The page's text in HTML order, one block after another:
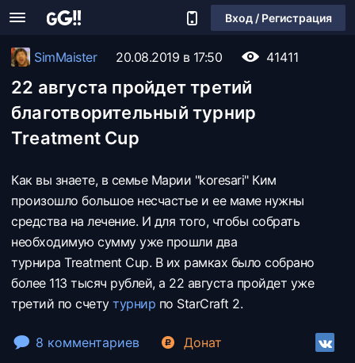
Вход / Регистрация
SimMaister 20.08.2019 в 17:50 41411
22 августа пройдет третий
благотворительный турнир
Treatment Cup
Как вы знаете, в семье Марии "koresari" Ким
произошло большое несчастье и ее маме нужны
средства на лечение. И для того, чтобы собрать
необходимую сумму уже прошли два
турнира Treatment Cup. В их рамках было собрано
более 113 тысяч рублей, а 22 августа пройдет уже
третий по счету турнир по StarCraft 2.
8 комментариев Донат